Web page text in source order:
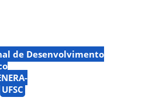
de Desenvolvimento
UFSC